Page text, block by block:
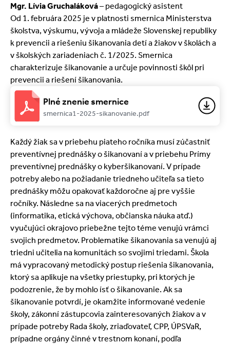
Mgr. Lívia Gruchaláková– pedagogický asistent
Od 1. februára 2025 je v platnosti smernica Ministerstva
školstva, výskumu, vývoja a mládeže Slovenskej republiky
k prevencii a riešeniu šikanovania detí a žiakov v školách a
v školských zariadeniach č. 1/2025. Smernica
charakterizuje šikanovanie a určuje povinnosti škôl pri
prevencii a riešení šikanovania.
Plné znenie smernice
smernica1-2025-sikanovanie.pdf
Každý žiak sa v priebehu piateho ročníka musí zúčastniť
preventívnej prednášky o šikanovaní a v priebehu Prímy
preventívnej prednášky o kyberšikanovaní. V prípade
potreby alebo na požiadanie triedneho učiteľa sa tieto
prednášky môžu opakovať každoročne aj pre vyššie
ročníky. Následne sa na viacerých predmetoch
(informatika, etická výchova, občianska náuka atď.)
vyučujúci okrajovo priebežne tejto téme venujú vrámci
svojich predmetov. Problematike šikanovania sa venujú aj
triedni učitelia na komunitách so svojimi triedami. Škola
má vypracovaný metodický postup riešenia šikanovania,
ktorý sa aplikuje na všetky priestupky, pri ktorých je
podozrenie, že by mohlo ísť o šikanovanie. Ak sa
šikanovanie potvrdí, je okamžite informované vedenie
školy, zákonní zástupcovia zainteresovaných žiakov a v
prípade potreby Rada školy, zriaďovateľ, CPP, ÚPSVaR,
prípadne orgány činné v trestnom konaní, podľa